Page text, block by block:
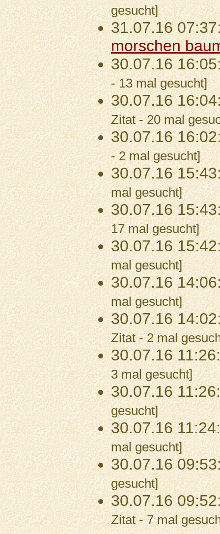
gesucht]
31.07.16
morschen
30.07.16
- 13 mal gesucht]
30.07.16
Zitat - 20 mal
30.07.16
- 2 mal gesucht]
30.07.16
mal gesucht]
30.07.16
17 mal gesucht]
30.07.16
mal gesucht]
30.07.16
mal gesucht]
30.07.16
Zitat - 2 mal
30.07.16
3 mal gesucht]
30.07.16
gesucht]
30.07.16
mal gesucht]
30.07.16
gesucht]
30.07.16
Zitat - 7 mal